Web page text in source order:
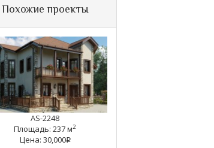
Похожие проекты
AS-2248
Площадь: 237 м2
Цена: 30,000q